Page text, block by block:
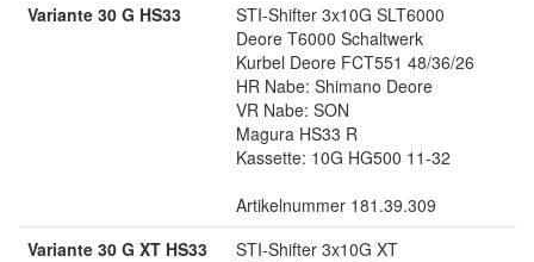
Variante 30 G HS33
STI-Shifter 3x10G SLT6000
Deore T6000 Schaltwerk
Kurbel Deore FCT551 48/36/26
HR Nabe: Shimano Deore
VR Nabe: SON
Magura HS33 R
Kassette: 10G HG500 11-32
Artikelnummer 181.39.309
Variante 30 G XT HS33
STI-Shifter 3x10G XT